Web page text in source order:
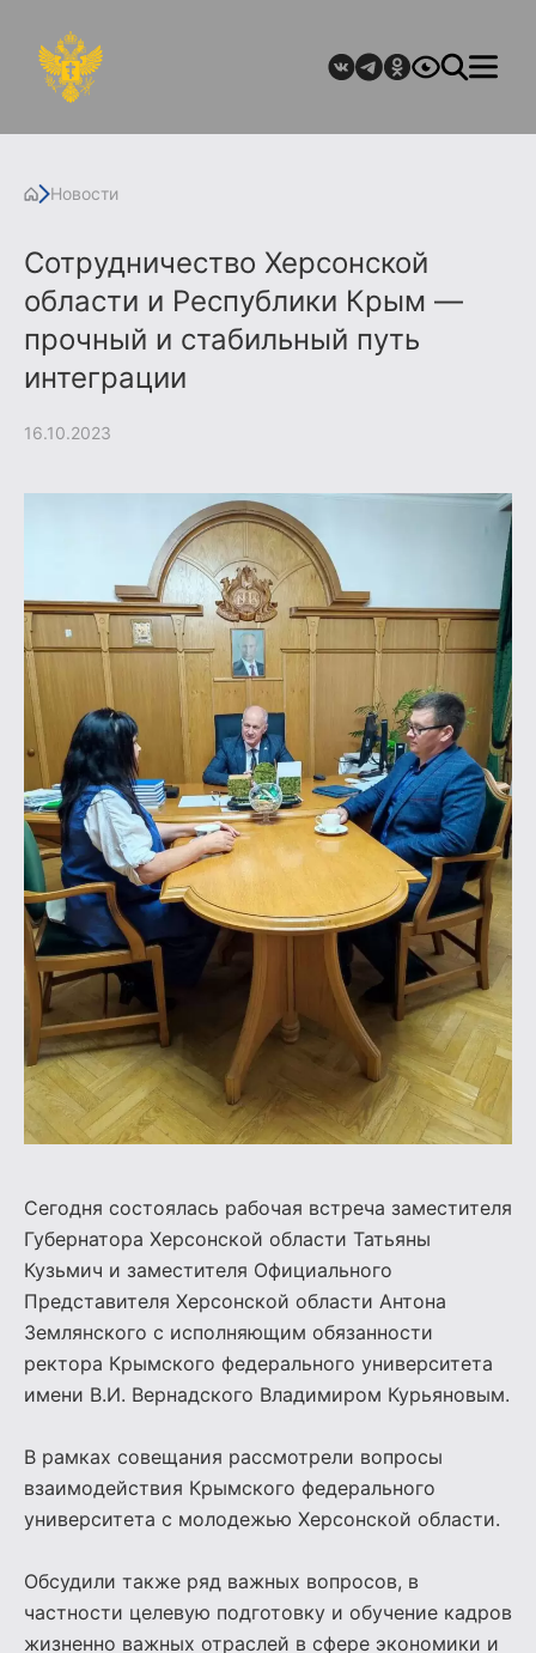
Новости
Сотрудничество Херсонской
области и Республики Крым —
прочный и стабильный путь
интеграции
16.10.2023
Сегодня состоялась рабочая встреча заместителя
Губернатора Херсонской области Татьяны
Кузьмич и заместителя Официального
Представителя Херсонской области Антона
Землянского с исполняющим обязанности
ректора Крымского федерального университета
имени В.И. Вернадского Владимиром Курьяновым.
В рамках совещания рассмотрели вопросы
взаимодействия Крымского федерального
университета с молодежью Херсонской области.
Обсудили также ряд важных вопросов, в
частности целевую подготовку и обучение кадров
жизненно важных отраслей в сфере экономики и